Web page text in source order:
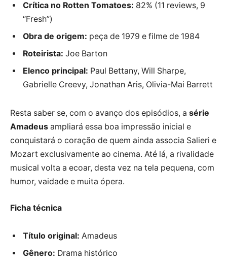
Crítica no Rotten Tomatoes: 82% (11 reviews, 9
“Fresh”)
Obra de origem: peça de 1979 e filme de 1984
Roteirista: Joe Barton
Elenco principal: Paul Bettany, Will Sharpe,
Gabrielle Creevy, Jonathan Aris, Olivia-Mai Barrett
Resta saber se, com o avanço dos episódios, a série
Amadeus ampliará essa boa impressão inicial e
conquistará o coração de quem ainda associa Salieri e
Mozart exclusivamente ao cinema. Até lá, a rivalidade
musical volta a ecoar, desta vez na tela pequena, com
humor, vaidade e muita ópera.
Ficha técnica
Título original: Amadeus
Gênero: Drama histórico